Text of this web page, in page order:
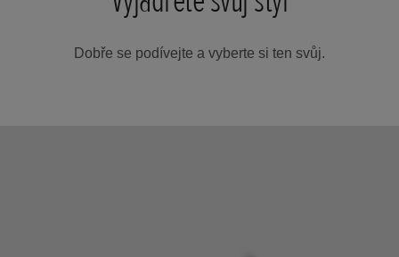
Dobře se podívejte a vyberte si ten svůj.